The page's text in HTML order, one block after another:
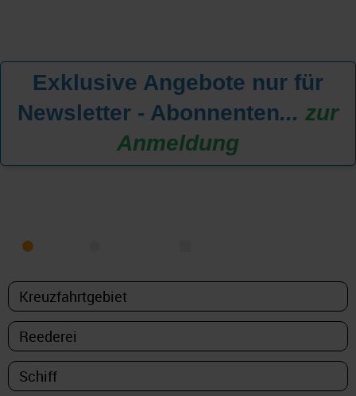
Exklusive Angebote nur für
Newsletter - Abonnenten... zur
Anmeldung